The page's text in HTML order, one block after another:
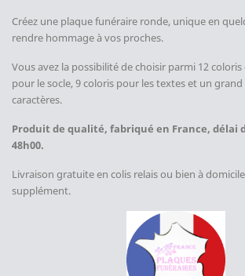
Créez une plaque funéraire ronde, unique en
rendre hommage à vos proches.
Vous avez la possibilité de choisir parmi 12
pour le socle, 9 coloris pour les textes et un
caractères.
Produit de qualité, fabriqué en France, délai
48h00.
Livraison gratuite en colis relais ou bien à
supplément.